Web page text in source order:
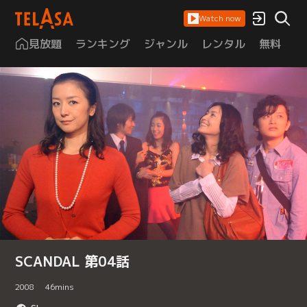
Watch now
見放題 ランキング ジャンル レンタル 無料
SCANDAL 第04話
2008 46mins